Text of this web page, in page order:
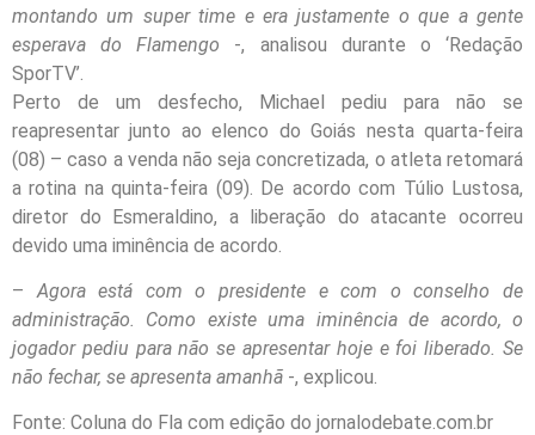
montando um super time e era justamente o que a gente
esperava do Flamengo -, analisou durante o ‘Redação
SporTV’.
Perto de um desfecho, Michael pediu para não se
reapresentar junto ao elenco do Goiás nesta quarta-feira
(08) – caso a venda não seja concretizada, o atleta retomará
a rotina na quinta-feira (09). De acordo com Túlio Lustosa,
diretor do Esmeraldino, a liberação do atacante ocorreu
devido uma iminência de acordo.
–Agora está com o presidente e com o conselho de
administração. Como existe uma iminência de acordo, o
jogador pediu para não se apresentar hoje e foi liberado. Se
não fechar, se apresenta amanhã -, explicou.
Fonte: Coluna do Fla com edição do jornalodebate.com.br